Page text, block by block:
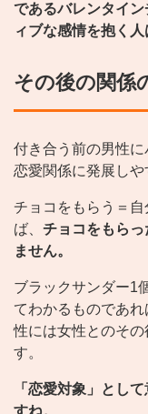
であるバレンタイ
ィブな感情を抱く人
その後の関係
付き合う前の男性
恋愛関係に発展しや
チョコをもらう＝
ば、 チョコをもら
ません。
ブラックサンダー1
てわかるものであ
性には女性とのそ
す。
「恋愛対象」とし